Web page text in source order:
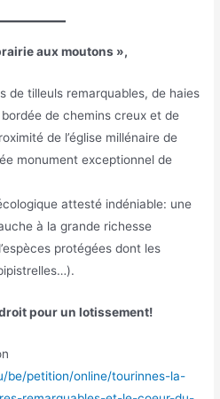
aux moutons »,
de tilleuls remarquables, de haies
de chemins creux et de
de l’église millénaire de
monument exceptionnel de
attesté indéniable: une
à la grande richesse
protégées dont les
pour un lotissement!
be/petition/online/tourinnes-la-